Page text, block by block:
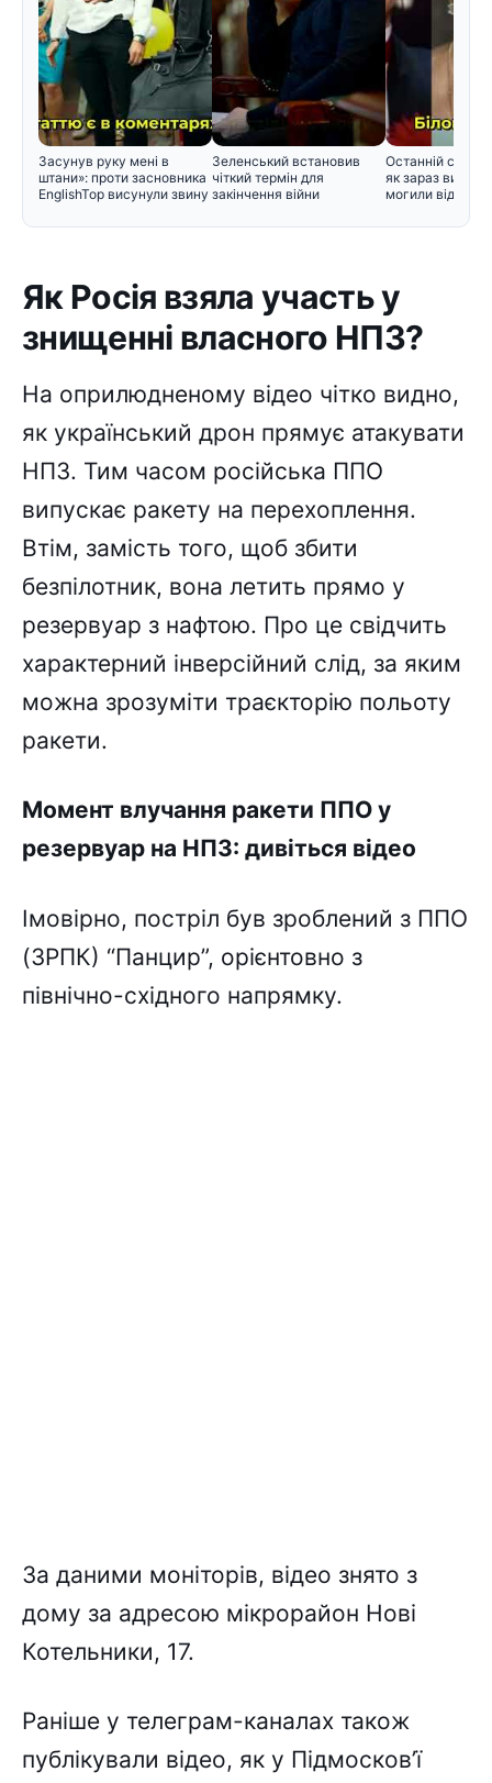
Засунув руку мені в
штани»: проти засновника
EnglishTop висунули звину
Зеленський встановив
чіткий термін для
закінчення війни
Останній
як зараз
могили відомих
Як Росія взяла участь у
знищенні власного НПЗ?
На оприлюдненому відео чітко видно,
як український дрон прямує атакувати
НПЗ. Тим часом російська ППО
випускає ракету на перехоплення.
Втім, замість того, щоб збити
безпілотник, вона летить прямо у
резервуар з нафтою. Про це свідчить
характерний інверсійний слід, за яким
можна зрозуміти траєкторію польоту
ракети.
Момент влучання ракети ППО у
резервуар на НПЗ: дивіться відео
Імовірно, постріл був зроблений з ППО
(ЗРПК) “Панцир”, орієнтовно з
північно-східного напрямку.
За даними моніторів, відео знято з
дому за адресою мікрорайон Нові
Котельники, 17.
Раніше у телеграм-каналах також
публікували відео, як у Підмосков’ї